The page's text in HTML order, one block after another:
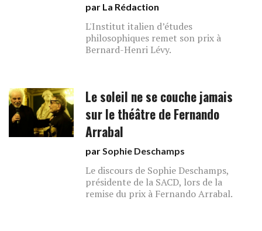
par La Rédaction
L'Institut italien d’études
philosophiques remet son prix à
Bernard-Henri Lévy.
Le soleil ne se couche jamais
sur le théâtre de Fernando
Arrabal
parSophie Deschamps
Le discours de Sophie Deschamps,
présidente de la SACD, lors de la
remise du prix à Fernando Arrabal.